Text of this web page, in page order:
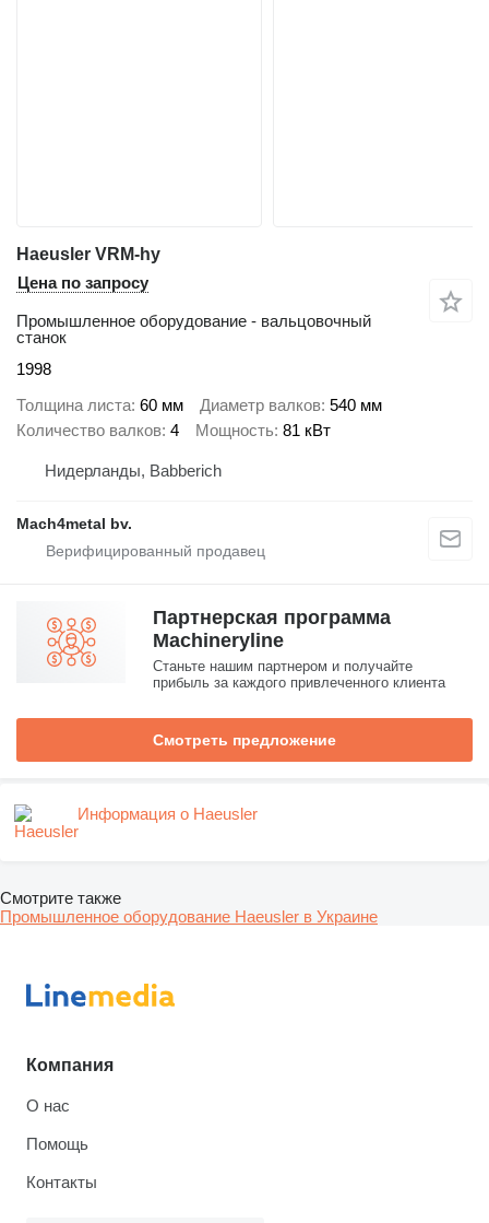
Haeusler VRM-hy
Цена по запросу
Промышленное оборудование - вальцовочный
станок
1998
Толщина листа 60 мм Диаметр валков 540 мм
Количество валков 4 Мощность 81 кВт
Нидерланды, Babberich
Mach4metal bv.
Партнерская программа
Machineryline
Станьте нашим партнером и получайте
прибыль за каждого привлеченного клиента
Смотреть предложение
Информация о Haeusler
Смотрите также
Промышленное оборудование Haeusler в Украине
Компания
О нас
Помощь
Контакты